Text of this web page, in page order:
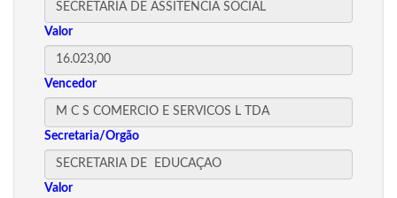
Valor
Vencedor
Secretaria/Orgão
Valor